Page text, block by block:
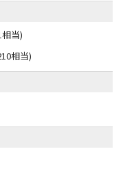
当)
相当)